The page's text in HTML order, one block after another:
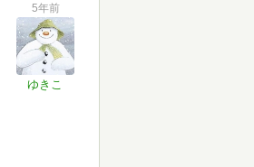
5年前
ゆきこ